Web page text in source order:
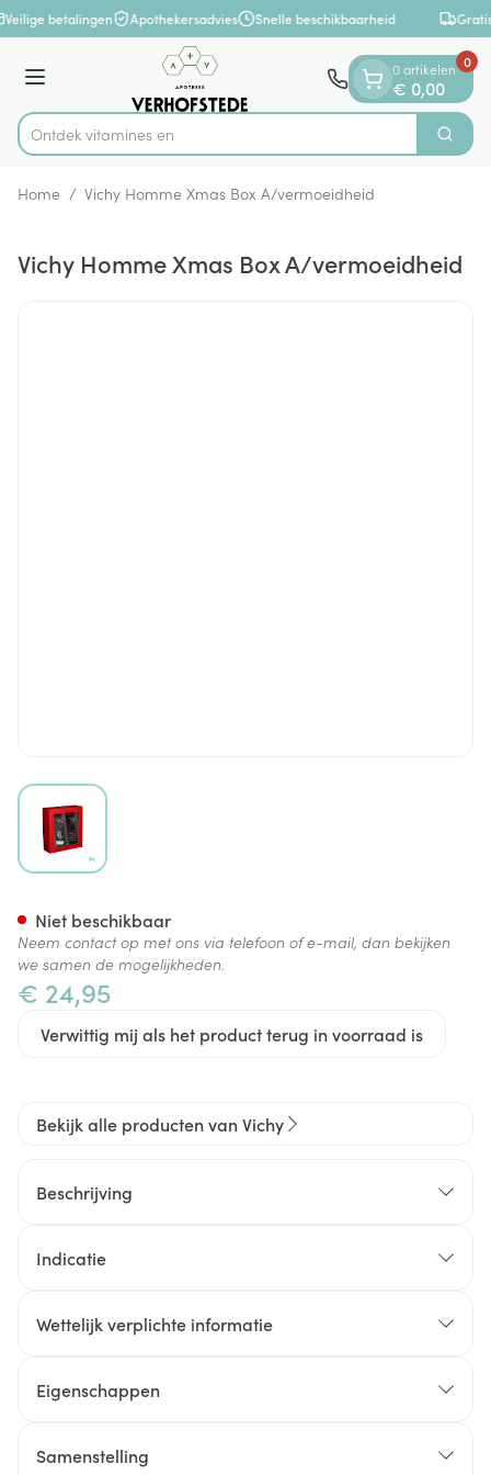
Ga naar de inhoud
1 van 1
Veilige betalingen Apothekersadvies Snelle beschikbaarheid
Menu
Product, merk, categorie...
Ontdek vitam Zoek
0 artikelen
€ 0,00
0
Home / Vichy Homme Xmas Box A/vermoeidheid
Vichy Homme Xmas Box A/vermoeidheid
View larger image
€ 24,95
Verwittig mij als het product terug in voorraad is
Niet beschikbaar
Neem contact op met ons via telefoon of e-mail, dan bekijken
we samen de mogelijkheden.
Bekijk alle producten van Vichy
Beschrijving
Indicatie
Wettelijk verplichte informatie
Eigenschappen
Samenstelling